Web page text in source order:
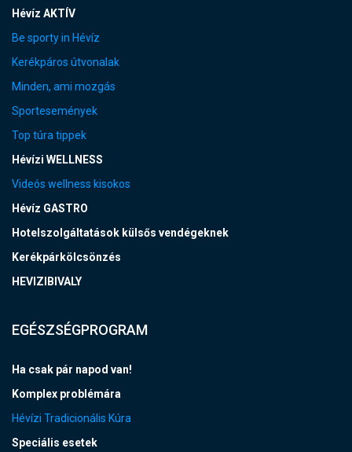
Hévíz AKTÍV
Be sporty in Hévíz
Kerékpáros útvonalak
Minden, ami mozgás
Sportesemények
Top túra tippek
Hévízi WELLNESS
Videós wellness kisokos
Hévíz GASTRO
Hotelszolgáltatások külsős vendégeknek
Kerékpárkölcsönzés
HEVIZIBIVALY
EGÉSZSÉGPROGRAM
Ha csak pár napod van!
Komplex problémára
Hévízi Tradicionális Kúra
Speciális esetek